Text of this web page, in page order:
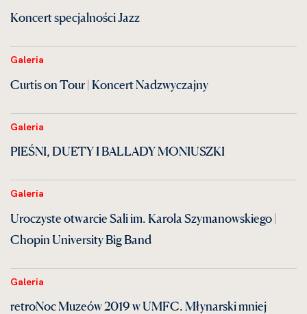
Koncert specjalności Jazz
Galeria
Curtis on Tour | Koncert Nadzwyczajny
Galeria
PIEŚNI, DUETY I BALLADY MONIUSZKI
Galeria
Uroczyste otwarcie Sali im. Karola Szymanowskiego |
Chopin University Big Band
Galeria
retroNoc Muzeów 2019 w UMFC. Młynarski mniej